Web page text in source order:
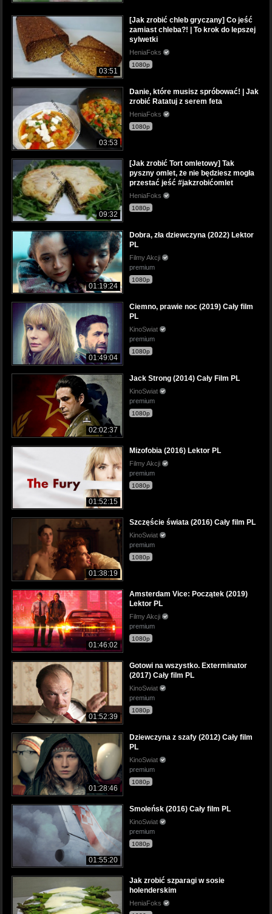
03:51
[Jak zrobić chleb gryczany] Co jeść
zamiast chleba?! | To krok do lepszej
sylwetki
HeniaFoks
1080p
03:53
Danie, które musisz spróbować! | Jak
zrobić Ratatuj z serem feta
HeniaFoks
1080p
09:32
[Jak zrobić Tort omletowy] Tak
pyszny omlet, że nie będziesz mogła
przestać jeść #jakzrobićomlet
HeniaFoks
1080p
01:19:24
Dobra, zła dziewczyna (2022) Lektor
PL
Filmy Akcji
premium
1080p
01:49:04
Ciemno, prawie noc (2019) Cały film
PL
KinoSwiat
premium
1080p
02:02:37
Jack Strong (2014) Cały Film PL
KinoSwiat
premium
1080p
01:52:15
Mizofobia (2016) Lektor PL
Filmy Akcji
premium
1080p
01:38:19
Szczęście świata (2016) Cały film PL
KinoSwiat
premium
1080p
01:46:02
Amsterdam Vice: Początek (2019)
Lektor PL
Filmy Akcji
premium
1080p
01:52:39
Gotowi na wszystko. Exterminator
(2017) Cały film PL
KinoSwiat
premium
1080p
01:28:46
Dziewczyna z szafy (2012) Cały film
PL
KinoSwiat
premium
1080p
01:55:20
Smoleńsk (2016) Cały film PL
KinoSwiat
premium
1080p
Jak zrobić szparagi w sosie
holenderskim
HeniaFoks